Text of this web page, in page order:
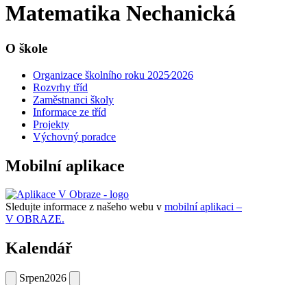
Matematika Nechanická
O škole
Organizace školního roku 2025⁄2026
Rozvrhy tříd
Zaměstnanci školy
Informace ze tříd
Projekty
Výchovný poradce
Mobilní aplikace
Sledujte informace z našeho webu v mobilní aplikaci –
V OBRAZE.
Kalendář
Srpen2026